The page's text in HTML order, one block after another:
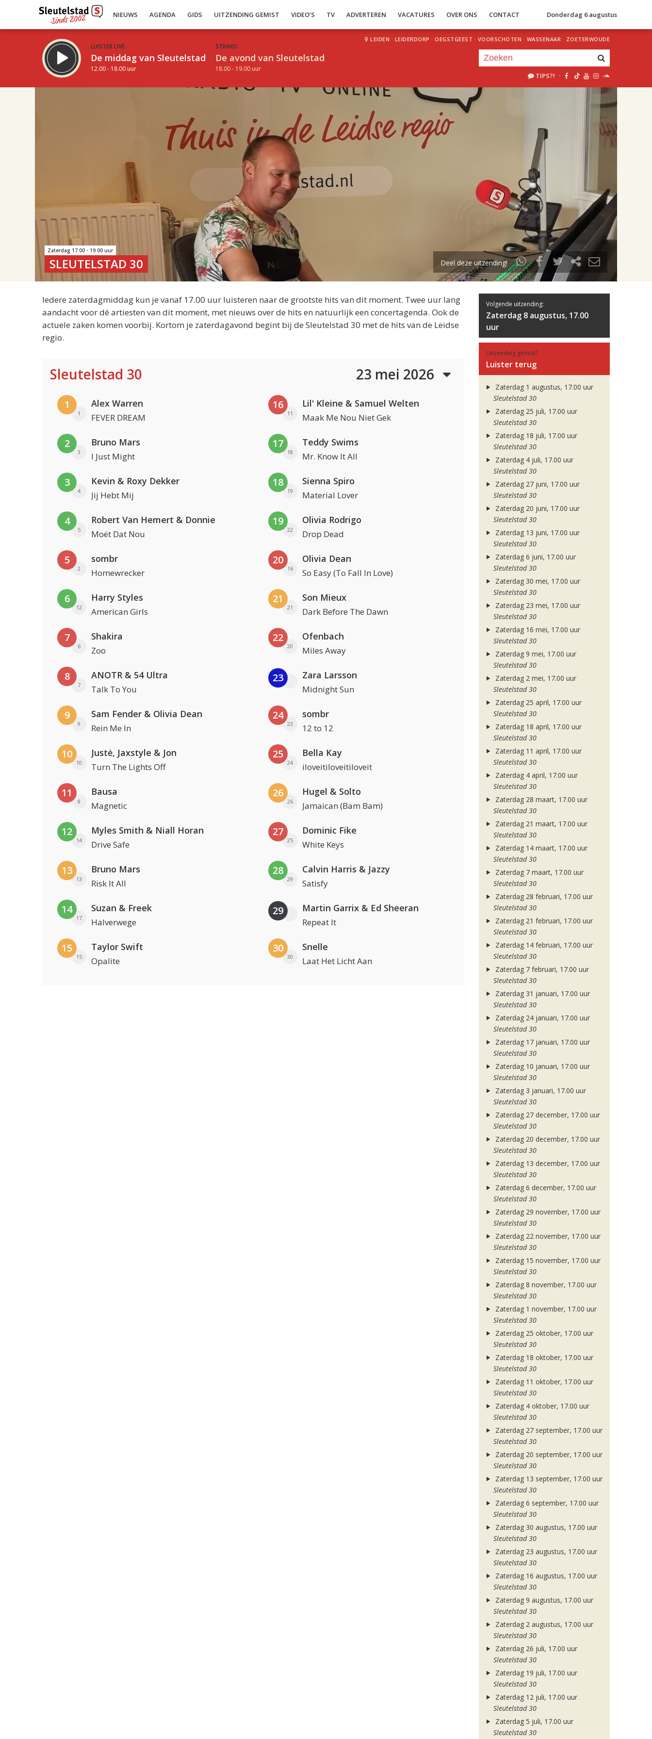
NIEUWS AGENDA GIDS UITZENDING GEMIST VIDEO’S TV ADVERTEREN VACATURES OVER ONS CONTACT Donderdag 6 augustus
LUISTER LIVE:
De middag van Sleutelstad
12.00 - 18.00 uur
STRAKS:
De avond van Sleutelstad
18.00 - 19.00 uur
LEIDEN · LEIDERDORP · OEGSTGEEST · VOORSCHOTEN · WASSENAAR · ZOETERWOUDE
TIPS?! ·
uur 1 van 2
Volgend uur
Zaterdag 17.00 - 19.00 uur
SLEUTELSTAD 30 Deel deze uitzending!
Iedere zaterdagmiddag kun je vanaf 17.00 uur luisteren naar de grootste hits van dit moment. Twee uur lang
aandacht voor dé artiesten van dit moment, met nieuws over de hits en natuurlijk een concertagenda. Ook de
actuele zaken komen voorbij. Kortom je zaterdagavond begint bij de Sleutelstad 30 met de hits van de Leidse
regio.
Sleutelstad 30 23 mei 2026
1
1
Alex Warren
FEVER DREAM
2
3
Bruno Mars
I Just Might
3
4
Kevin & Roxy Dekker
Jij Hebt Mij
4
5
Robert Van Hemert & Donnie
Moët Dat Nou
5
2
sombr
Homewrecker
6
12
Harry Styles
American Girls
7
6
Shakira
Zoo
8
7
ANOTR & 54 Ultra
Talk To You
9
9
Sam Fender & Olivia Dean
Rein Me In
10
10
Justė, Jaxstyle & Jon
Turn The Lights Off
11
8
Bausa
Magnetic
12
14
Myles Smith & Niall Horan
Drive Safe
13
13
Bruno Mars
Risk It All
14
17
Suzan & Freek
Halverwege
15
15
Taylor Swift
Opalite
16
11
Lil' Kleine & Samuel Welten
Maak Me Nou Niet Gek
17
18
Teddy Swims
Mr. Know It All
18
19
Sienna Spiro
Material Lover
19
22
Olivia Rodrigo
Drop Dead
20
16
Olivia Dean
So Easy (To Fall In Love)
21
21
Son Mieux
Dark Before The Dawn
22
20
Ofenbach
Miles Away
23 Zara Larsson
Midnight Sun
24
23
sombr
12 to 12
25
24
Bella Kay
iloveitiloveitiloveit
26
26
Hugel & Solto
Jamaican (Bam Bam)
27
25
Dominic Fike
White Keys
28
29
Calvin Harris & Jazzy
Satisfy
29 Martin Garrix & Ed Sheeran
Repeat It
30
30
Snelle
Laat Het Licht Aan
Volgende uitzending:
Zaterdag 8 augustus, 17.00
uur
Uitzending gemist?
Luister terug
Zaterdag 1 augustus, 17.00 uur
Sleutelstad 30
Zaterdag 25 juli, 17.00 uur
Sleutelstad 30
Zaterdag 18 juli, 17.00 uur
Sleutelstad 30
Zaterdag 4 juli, 17.00 uur
Sleutelstad 30
Zaterdag 27 juni, 17.00 uur
Sleutelstad 30
Zaterdag 20 juni, 17.00 uur
Sleutelstad 30
Zaterdag 13 juni, 17.00 uur
Sleutelstad 30
Zaterdag 6 juni, 17.00 uur
Sleutelstad 30
Zaterdag 30 mei, 17.00 uur
Sleutelstad 30
Zaterdag 23 mei, 17.00 uur
Sleutelstad 30
Zaterdag 16 mei, 17.00 uur
Sleutelstad 30
Zaterdag 9 mei, 17.00 uur
Sleutelstad 30
Zaterdag 2 mei, 17.00 uur
Sleutelstad 30
Zaterdag 25 april, 17.00 uur
Sleutelstad 30
Zaterdag 18 april, 17.00 uur
Sleutelstad 30
Zaterdag 11 april, 17.00 uur
Sleutelstad 30
Zaterdag 4 april, 17.00 uur
Sleutelstad 30
Zaterdag 28 maart, 17.00 uur
Sleutelstad 30
Zaterdag 21 maart, 17.00 uur
Sleutelstad 30
Zaterdag 14 maart, 17.00 uur
Sleutelstad 30
Zaterdag 7 maart, 17.00 uur
Sleutelstad 30
Zaterdag 28 februari, 17.00 uur
Sleutelstad 30
Zaterdag 21 februari, 17.00 uur
Sleutelstad 30
Zaterdag 14 februari, 17.00 uur
Sleutelstad 30
Zaterdag 7 februari, 17.00 uur
Sleutelstad 30
Zaterdag 31 januari, 17.00 uur
Sleutelstad 30
Zaterdag 24 januari, 17.00 uur
Sleutelstad 30
Zaterdag 17 januari, 17.00 uur
Sleutelstad 30
Zaterdag 10 januari, 17.00 uur
Sleutelstad 30
Zaterdag 3 januari, 17.00 uur
Sleutelstad 30
Zaterdag 27 december, 17.00 uur
Sleutelstad 30
Zaterdag 20 december, 17.00 uur
Sleutelstad 30
Zaterdag 13 december, 17.00 uur
Sleutelstad 30
Zaterdag 6 december, 17.00 uur
Sleutelstad 30
Zaterdag 29 november, 17.00 uur
Sleutelstad 30
Zaterdag 22 november, 17.00 uur
Sleutelstad 30
Zaterdag 15 november, 17.00 uur
Sleutelstad 30
Zaterdag 8 november, 17.00 uur
Sleutelstad 30
Zaterdag 1 november, 17.00 uur
Sleutelstad 30
Zaterdag 25 oktober, 17.00 uur
Sleutelstad 30
Zaterdag 18 oktober, 17.00 uur
Sleutelstad 30
Zaterdag 11 oktober, 17.00 uur
Sleutelstad 30
Zaterdag 4 oktober, 17.00 uur
Sleutelstad 30
Zaterdag 27 september, 17.00 uur
Sleutelstad 30
Zaterdag 20 september, 17.00 uur
Sleutelstad 30
Zaterdag 13 september, 17.00 uur
Sleutelstad 30
Zaterdag 6 september, 17.00 uur
Sleutelstad 30
Zaterdag 30 augustus, 17.00 uur
Sleutelstad 30
Zaterdag 23 augustus, 17.00 uur
Sleutelstad 30
Zaterdag 16 augustus, 17.00 uur
Sleutelstad 30
Zaterdag 9 augustus, 17.00 uur
Sleutelstad 30
Zaterdag 2 augustus, 17.00 uur
Sleutelstad 30
Zaterdag 26 juli, 17.00 uur
Sleutelstad 30
Zaterdag 19 juli, 17.00 uur
Sleutelstad 30
Zaterdag 12 juli, 17.00 uur
Sleutelstad 30
Zaterdag 5 juli, 17.00 uur
Sleutelstad 30